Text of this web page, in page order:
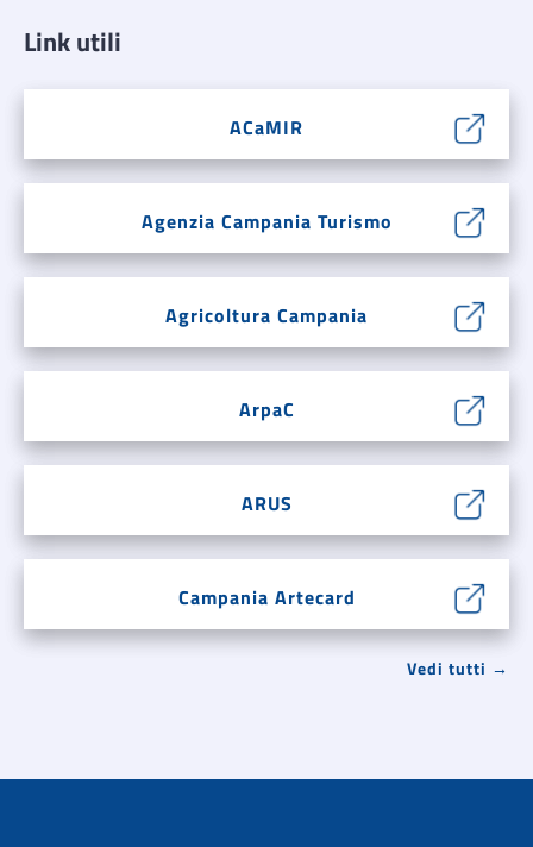
Link utili
ACaMIR
Agenzia Campania Turismo
Agricoltura Campania
ArpaC
ARUS
Campania Artecard
Vedi tutti →